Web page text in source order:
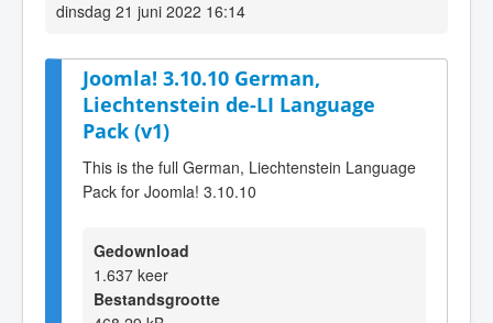
dinsdag 21 juni 2022 16:14
Joomla! 3.10.10 German,
Liechtenstein de-LI Language
Pack (v1)
This is the full German, Liechtenstein Language
Pack for Joomla! 3.10.10
Gedownload
1.637 keer
Bestandsgrootte